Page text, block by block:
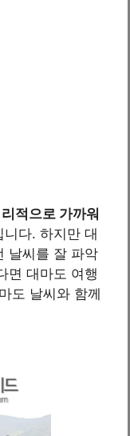
적으로 가까워
다. 하지만 대
날씨를 잘 파악
면 대마도 여행
도 날씨와 함께